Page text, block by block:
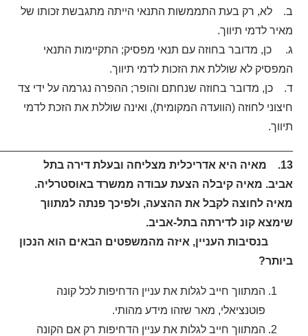
ב. לא, רק בעת התממשות התנאי הייתה מתגבשת זכותו של
מאיר לדמי תיווך.
ג. כן, מדובר בחוזה עם תנאי מפסיק; התקיימות התנאי
המפסיק לא שוללת את הזכות לדמי תיווך.
ד. כן, מדובר בחוזה שנחתם והופר; ההפרה נגרמה על ידי צד
חיצוני לחוזה (הוועדה המקומית), ואינה שוללת את הזכת לדמי
תיווך.
13. מאיה היא אדריכלית מצליחה ובעלת דירה בתל
אביב. מאיה קיבלה הצעת עבודה ממשרד באוסטרליה.
מאיה לחוצה לקבל את ההצעה, ולפיכך פנתה למתווך
שימצא קונ לדירתה בתל-אביב.
בנסיבות העניין, איזה מהמשפטים הבאים הוא הנכון
ביותר?
המתווך חייב לגלות את עניין הדחיפות לכל קונה
פוטנציאלי, מאר שזהו מידע מהותי.
המתווך חייב לגלות את עניין הדחיפות רק אם הקונה